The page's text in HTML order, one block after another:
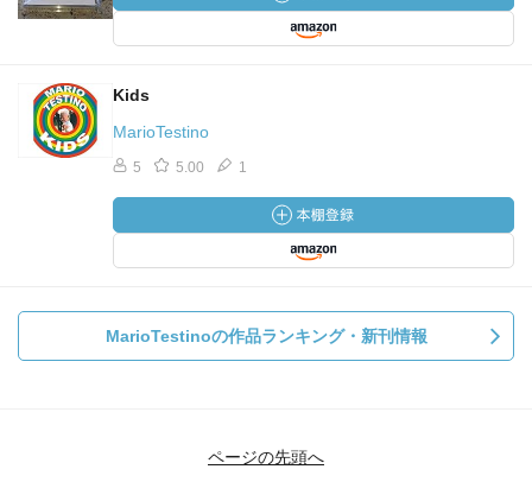
Kids
MarioTestino
5 5.00 1
MarioTestinoの作品ランキング・新刊情報
ページの先頭へ